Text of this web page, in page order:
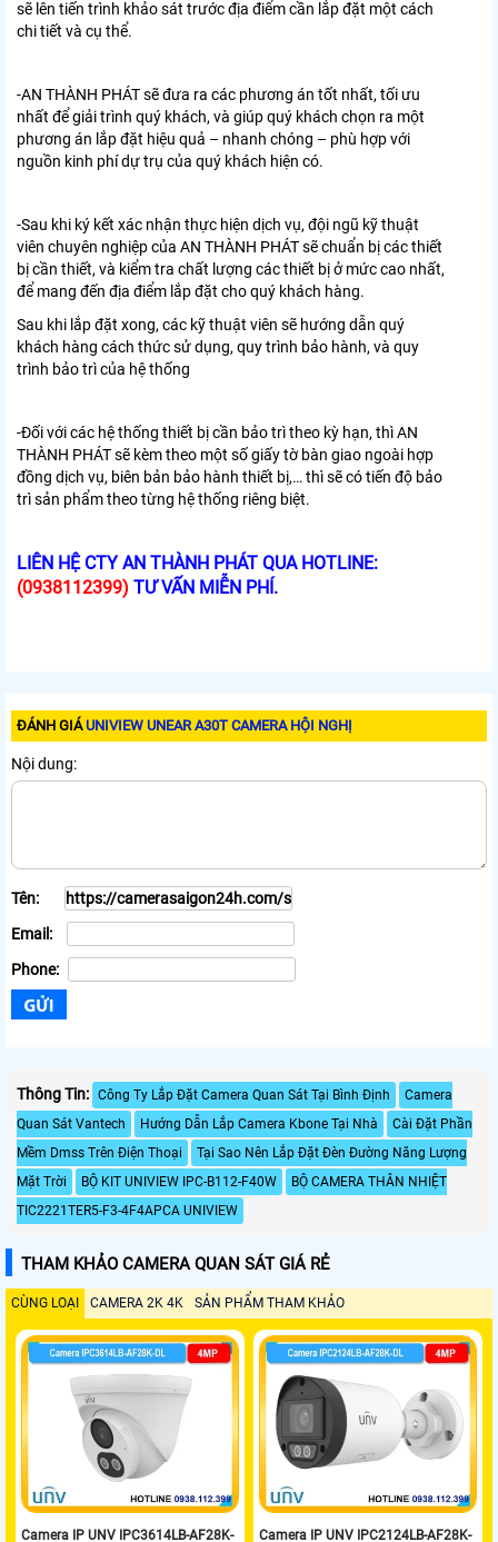
sẽ lên tiến trình khảo sát trước địa điểm cần lắp đặt một cách
chi tiết và cụ thể.
-AN THÀNH PHÁT sẽ đưa ra các phương án tốt nhất, tối ưu
nhất để giải trình quý khách, và giúp quý khách chọn ra một
phương án lắp đặt hiệu quả – nhanh chóng – phù hợp với
nguồn kinh phí dự trụ của quý khách hiện có.
-Sau khi ký kết xác nhận thực hiện dịch vụ, đội ngũ kỹ thuật
viên chuyên nghiệp của AN THÀNH PHÁT sẽ chuẩn bị các thiết
bị cần thiết, và kiểm tra chất lượng các thiết bị ở mức cao nhất,
để mang đến địa điểm lắp đặt cho quý khách hàng.
Sau khi lắp đặt xong, các kỹ thuật viên sẽ hướng dẫn quý
khách hàng cách thức sử dụng, quy trình bảo hành, và quy
trình bảo trì của hệ thống
-Đối với các hệ thống thiết bị cần bảo trì theo kỳ hạn, thì AN
THÀNH PHÁT sẽ kèm theo một số giấy tờ bàn giao ngoài hợp
đồng dịch vụ, biên bản bảo hành thiết bị,… thì sẽ có tiến độ bảo
trì sản phẩm theo từng hệ thống riêng biệt.
LIÊN HỆ CTY AN THÀNH PHÁT QUA HOTLINE:
(0938112399) TƯ VẤN MIỄN PHÍ.
ĐÁNH GIÁUNIVIEW UNEAR A30T CAMERA HỘI NGHỊ
Nội dung:
Tên:
Email:
Phone:
Thông Tin: Công Ty Lắp Đặt Camera Quan Sát Tại Bình Định
Camera
Quan Sát Vantech
Hướng Dẫn Lắp Camera Kbone Tại Nhà
Cài Đặt Phần
Mềm Dmss Trên Điện Thoại
Tại Sao Nên Lắp Đặt Đèn Đường Năng Lượng
Mặt Trời
BỘ KIT UNIVIEW IPC-B112-F40W
BỘ CAMERA THÂN NHIỆT
TIC2221TER5-F3-4F4APCA UNIVIEW
THAM KHẢO CAMERA QUAN SÁT GIÁ RẺ
CÙNG LOẠI CAMERA 2K 4K SẢN PHẨM THAM KHẢO
Camera IP UNV IPC3614LB-AF28K- Camera IP UNV IPC2124LB-AF28K-